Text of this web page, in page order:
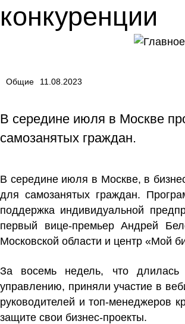
конкуренции
Общие 11.08.2023
В середине июля в Москве
самозанятых граждан.
В середине июля в Москве, в
для самозанятых граждан.
поддержка индивидуальной
первый вице-премьер Андрей
Московской области и центр «Мой
За восемь недель, что длилась
управлению, приняли участие в
руководителей и топ-менеджеров
защите свои бизнес-проекты.